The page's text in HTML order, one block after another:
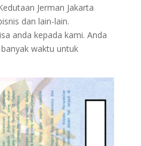
Jerman Jakarta
dan lain-lain.
anda kepada kami. Anda
waktu untuk